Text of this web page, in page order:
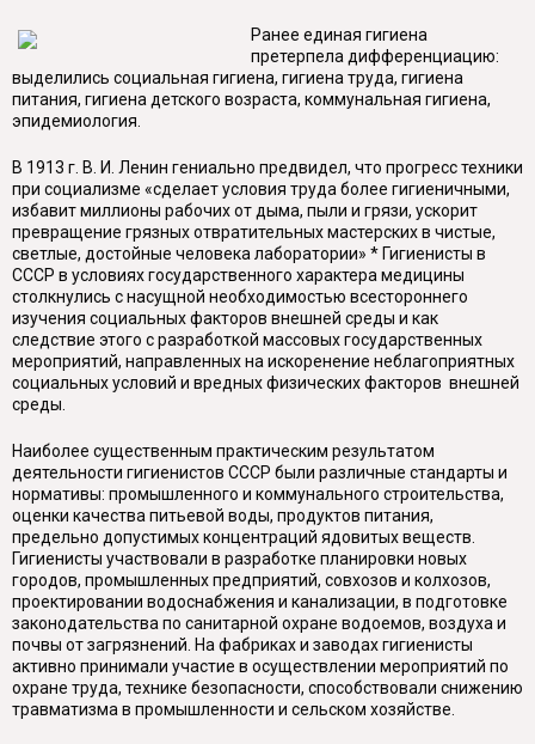
Ранее единая гигиена
претерпела дифференциацию:
выделились социальная гигиена, гигиена труда, гигиена
питания, гигиена детского возраста, коммунальная гигиена,
эпидемиология.
В 1913 г. В. И. Ленин гениально предвидел, что прогресс техники
при социализме «сделает условия труда более гигиеничными,
избавит миллионы рабочих от дыма, пыли и грязи, ускорит
превращение грязных отвратительных мастерских в чистые,
светлые, достойные человека лаборатории» * Гигиенисты в
СССР в условиях государственного характера медицины
столкнулись с насущной необходимостью всестороннего
изучения социальных факторов внешней среды и как
следствие этого с разработкой массовых государственных
мероприятий, направленных на искоренение неблагоприятных
социальных условий и вредных физических факторов внешней
среды.
Наиболее существенным практическим результатом
деятельности гигиенистов СССР были различные стандарты и
нормативы: промышленного и коммунального строительства,
оценки качества питьевой воды, продуктов питания,
предельно допустимых концентраций ядовитых веществ.
Гигиенисты участвовали в разработке планировки новых
городов, промышленных предприятий, совхозов и колхозов,
проектировании водоснабжения и канализации, в подготовке
законодательства по санитарной охране водоемов, воздуха и
почвы от загрязнений. На фабриках и заводах гигиенисты
активно принимали участие в осуществлении мероприятий по
охране труда, технике безопасности, способствовали снижению
травматизма в промышленности и сельском хозяйстве.